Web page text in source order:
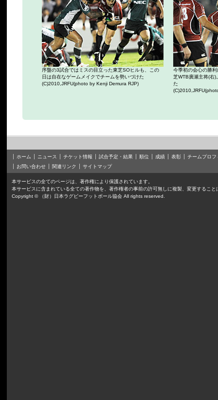
序盤の3試合ではミスの目立った東芝SOヒルも、この
日は自在なゲームメイクでチームを勢いづけた
(C)2010,JRFU(photo by Kenji Demura RJP)
今季初の会心の勝
芝WTB廣瀬主将(右)
た
ホーム ニュース チケット情報 試合予定・結果 順位 成績 表彰
チームプロフ
お問い合わせ
関連リンク サイトマップ
本サービスの全てのページは、著作権により保護されています。
本サービスに含まれている全ての著作物を、著作権者の事前の許可無しに複製、変更すること
Copyright © （財）日本ラグビーフットボール協会 All rights reserved.